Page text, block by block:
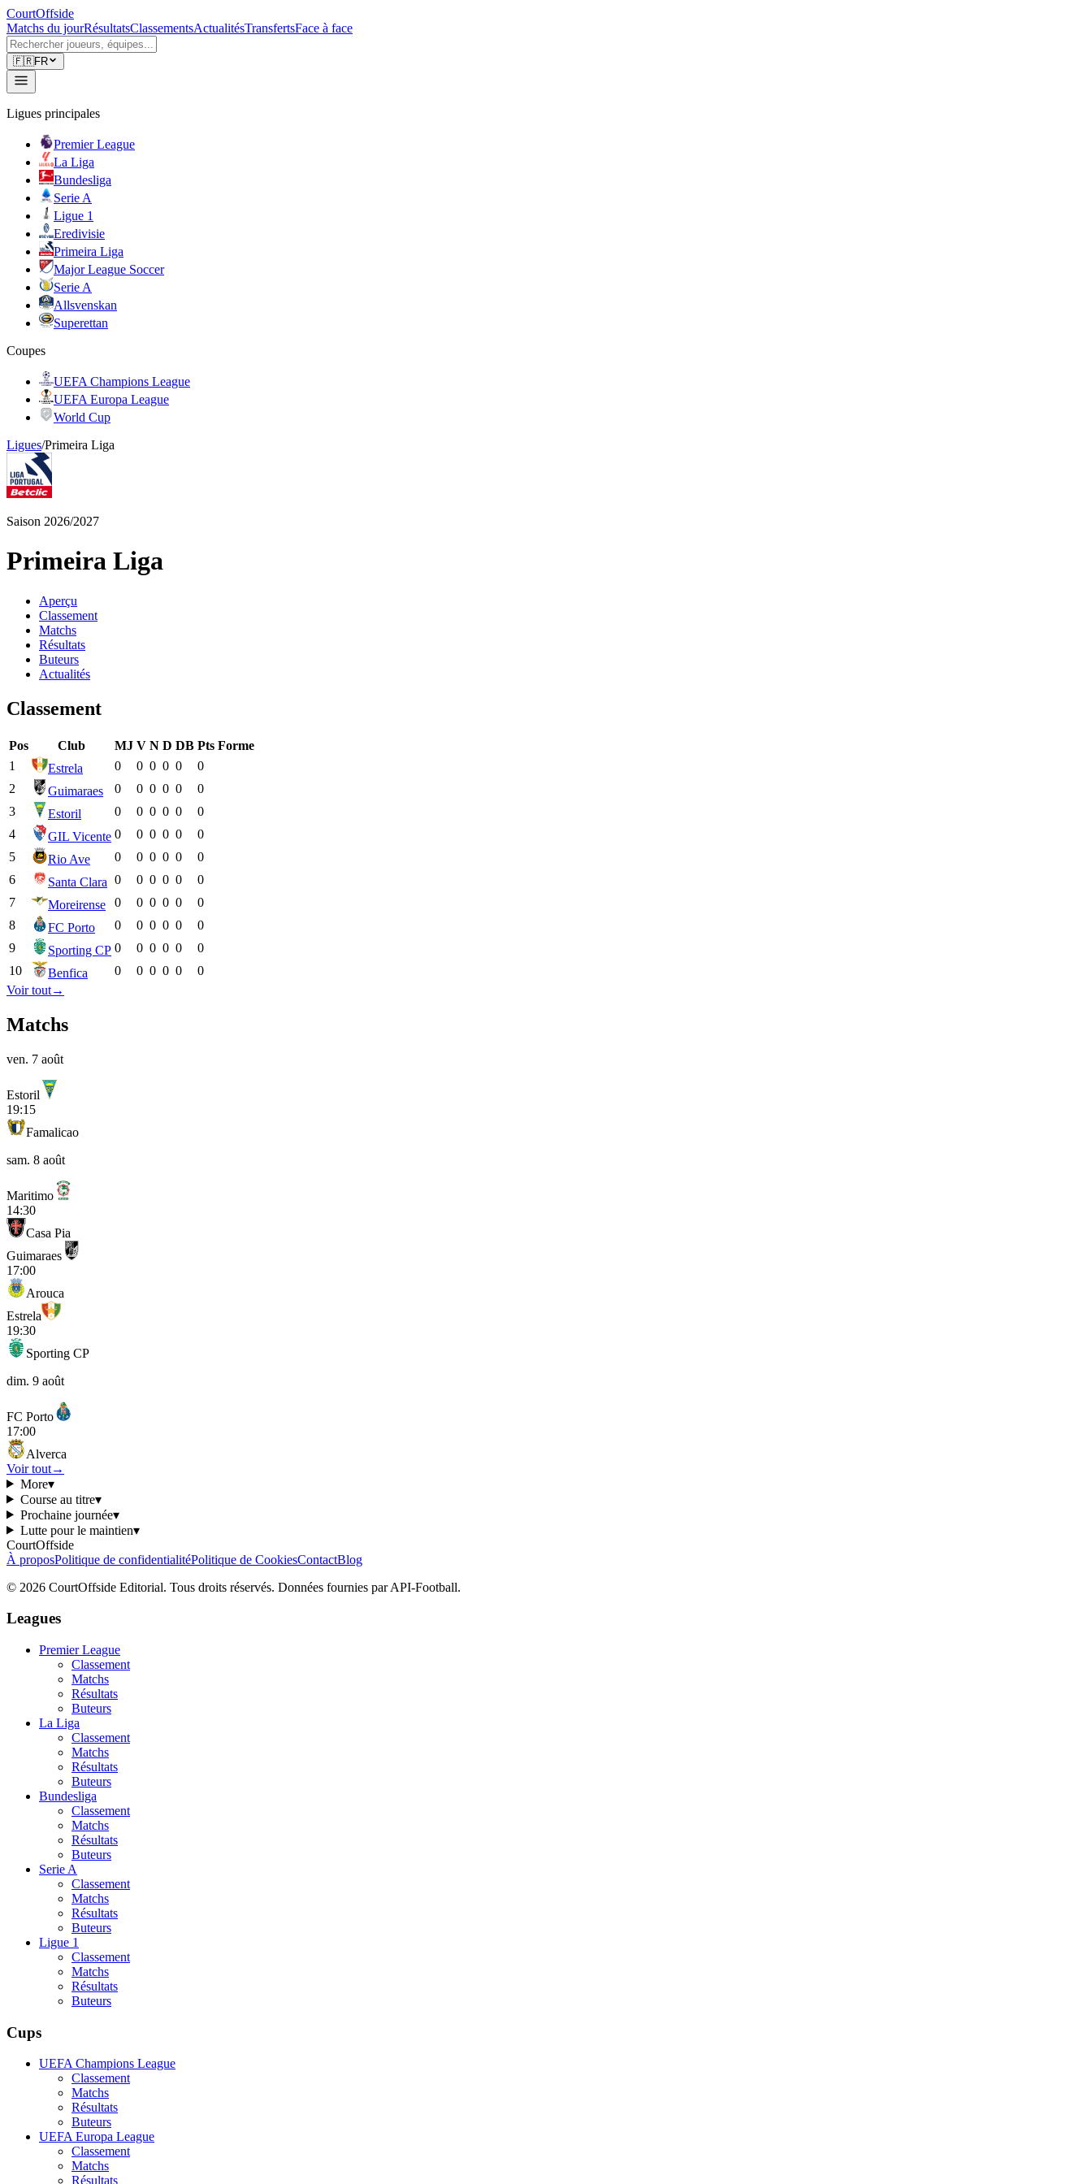
CourtOffside
Matchs du jourRésultatsClassementsActualitésTransfertsFace à face
🇫🇷FR
Ligues principales
Premier League
La Liga
Bundesliga
Serie A
Ligue 1
Eredivisie
Primeira Liga
Major League Soccer
Serie A
Allsvenskan
Superettan
Coupes
UEFA Champions League
UEFA Europa League
World Cup
Ligues/Primeira Liga
Saison 2026/2027
Primeira Liga
Aperçu
Classement
Matchs
Résultats
Buteurs
Actualités
Classement
Pos Club MJ V N D DB Pts Forme
1
Estrela 0 0 0 0 0
0
2
Guimaraes 0 0 0 0 0
0
3
Estoril 0 0 0 0 0
0
4
GIL Vicente 0 0 0 0 0
0
5
Rio Ave 0 0 0 0 0
0
6
Santa Clara 0 0 0 0 0
0
7
Moreirense 0 0 0 0 0
0
8
FC Porto 0 0 0 0 0
0
9
Sporting CP 0 0 0 0 0
0
10
Benfica 0 0 0 0 0
0
Voir tout→
Matchs
ven. 7 août
Estoril
19:15
Famalicao
sam. 8 août
Maritimo
14:30
Casa Pia
Guimaraes
17:00
Arouca
Estrela
19:30
Sporting CP
dim. 9 août
FC Porto
17:00
Alverca
Voir tout→
More▾
Course au titre▾
Prochaine journée▾
Lutte pour le maintien▾
CourtOffside
À proposPolitique de confidentialitéPolitique de CookiesContactBlog
© 2026 CourtOffside Editorial. Tous droits réservés. Données fournies par API-Football.
Leagues
Premier League
Classement
Matchs
Résultats
Buteurs
La Liga
Classement
Matchs
Résultats
Buteurs
Bundesliga
Classement
Matchs
Résultats
Buteurs
Serie A
Classement
Matchs
Résultats
Buteurs
Ligue 1
Classement
Matchs
Résultats
Buteurs
Cups
UEFA Champions League
Classement
Matchs
Résultats
Buteurs
UEFA Europa League
Classement
Matchs
Résultats